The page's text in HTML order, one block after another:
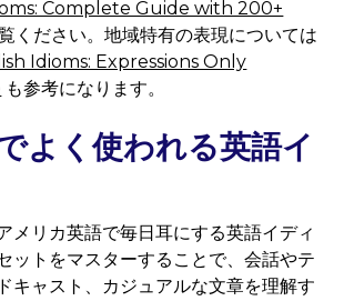
Complete Guide with 200+
ください。地域特有の表現については
Idioms: Expressions Only
も参考になります。
よく使われる英語イ
メリカ英語で毎日耳にする英語イディ
ットをマスターすることで、会話やテ
キャスト、カジュアルな文章を理解す